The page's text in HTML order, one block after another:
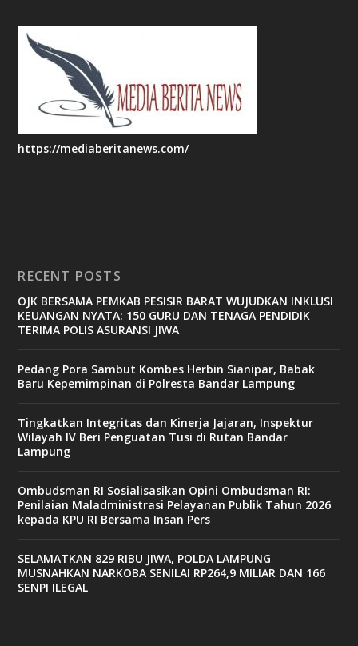
https://mediaberitanews.com/
RECENT POSTS
OJK BERSAMA PEMKAB PESISIR BARAT WUJUDKAN INKLUSI
KEUANGAN NYATA: 150 GURU DAN TENAGA PENDIDIK
TERIMA POLIS ASURANSI JIWA
Pedang Pora Sambut Kombes Herbin Sianipar, Babak
Baru Kepemimpinan di Polresta Bandar Lampung
Tingkatkan Integritas dan Kinerja Jajaran, Inspektur
Wilayah IV Beri Penguatan Tusi di Rutan Bandar
Lampung
Ombudsman RI Sosialisasikan Opini Ombudsman RI:
Penilaian Maladministrasi Pelayanan Publik Tahun 2026
kepada KPU RI Bersama Insan Pers
SELAMATKAN 829 RIBU JIWA, POLDA LAMPUNG
MUSNAHKAN NARKOBA SENILAI RP264,9 MILIAR DAN 166
SENPI ILEGAL